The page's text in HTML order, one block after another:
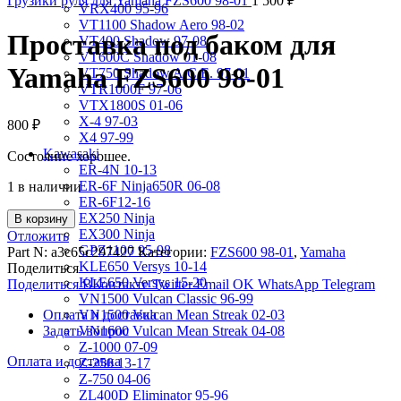
VRX400 95-96
VT1100 Shadow Aero 98-02
VT400 Shadow 97-08
VT600C Shadow 01-08
VT750 Shadow A.C.E. 97-01
VTR1000F 97-06
VTX1800S 01-06
X-4 97-03
X4 97-99
Kawasaki
ER-4N 10-13
ER-6F Ninja650R 06-08
ER-6F12-16
EX250 Ninja
EX300 Ninja
GPZ1100 95-98
KLE650 Versys 10-14
KLE650 Versys 15-20
VN1500 Vulcan Classic 96-99
VN1500 Vulcan Mean Streak 02-03
VN1600 Vulcan Mean Streak 04-08
Z-1000 07-09
Z-250 13-17
Z-750 04-06
ZL400D Eliminator 95-96
Проставка под баком для
Yamaha FZS600 98-01
800 ₽
Состояние хорошее.
1 в наличии
В корзину
Отложить
Part N: a3c65c297427 Категории: FZS600 98-01 , Yamaha
Поделиться
Поделиться ВКонтакте Twitter Email OK WhatsApp Telegram
Оплата и доставка
Задать вопрос
Оплата и доставка